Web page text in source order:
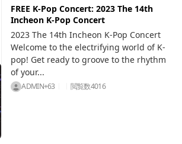
FREE K-Pop Concert: 2023 The 14th
Incheon K-Pop Concert
2023 The 14th Incheon K-Pop Concert
Welcome to the electrifying world of K-
pop! Get ready to groove to the rhythm
of your...
ADMIN+63 閲覧数4016